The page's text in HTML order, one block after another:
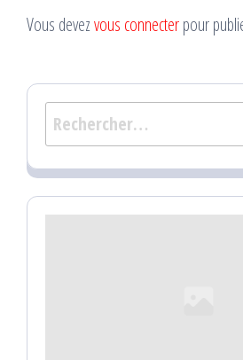
Vous devezvous connecterpour
Rechercher :